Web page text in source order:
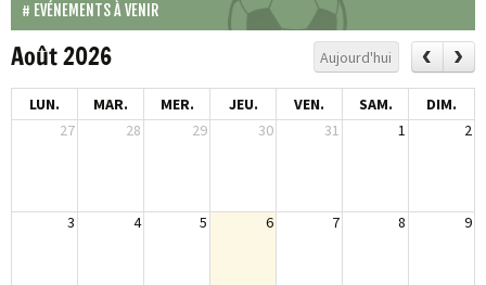
EVÉNEMENTS À VENIR
Août 2026 Aujourd'hui
LUN. MAR. MER. JEU. VEN. SAM.
DIM.
27
28 29 30 31 1 2
3 4 5 6 7 8 9